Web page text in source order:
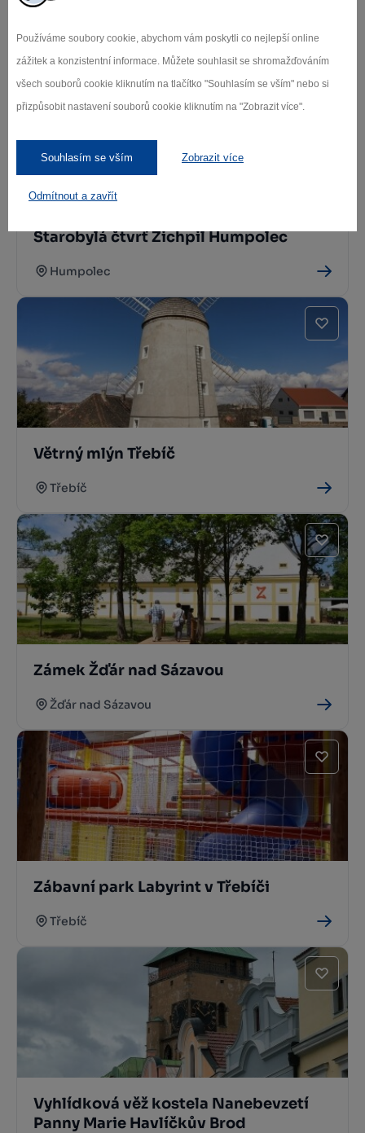
Používáme soubory cookie, abychom vám poskytli co nejlepší online
zážitek a konzistentní informace. Můžete souhlasit se shromažďováním
všech souborů cookie kliknutím na tlačítko "Souhlasím se vším" nebo si
přizpůsobit nastavení souborů cookie kliknutím na "Zobrazit více".
Souhlasím se vším Zobrazit více
Odmítnout a zavřít
Jihlava 1
Starobylá čtvrť Zichpil Humpolec
Humpolec
Větrný mlýn Třebíč
Třebíč
Zámek Žďár nad Sázavou
Žďár nad Sázavou
Zábavní park Labyrint v Třebíči
Třebíč
Vyhlídková věž kostela Nanebevzetí
Panny Marie Havlíčkův Brod